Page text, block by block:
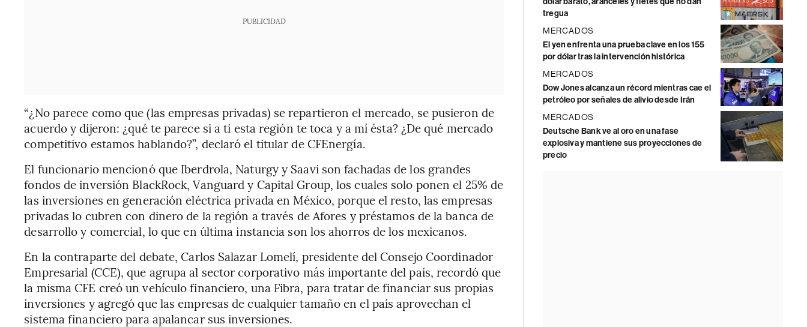
PUBLICIDAD
“¿No parece como que (las empresas privadas) se repartieron el mercado, se pusieron de
acuerdo y dijeron: ¿qué te parece si a ti esta región te toca y a mí ésta? ¿De qué mercado
competitivo estamos hablando?”, declaró el titular de CFEnergía.
El funcionario mencionó que Iberdrola, Naturgy y Saavi son fachadas de los grandes
fondos de inversión BlackRock, Vanguard y Capital Group, los cuales solo ponen el 25% de
las inversiones en generación eléctrica privada en México, porque el resto, las empresas
privadas lo cubren con dinero de la región a través de Afores y préstamos de la banca de
desarrollo y comercial, lo que en última instancia son los ahorros de los mexicanos.
En la contraparte del debate, Carlos Salazar Lomelí, presidente del Consejo Coordinador
Empresarial (CCE), que agrupa al sector corporativo más importante del país, recordó que
la misma CFE creó un vehículo financiero, una Fibra, para tratar de financiar sus propias
inversiones y agregó que las empresas de cualquier tamaño en el país aprovechan el
sistema financiero para apalancar sus inversiones.
tregua
MERCADOS
El yen enfrenta una prueba clave en los 155
por dólar tras la intervención histórica
MERCADOS
Dow Jones alcanza un récord mientras cae el
petróleo por señales de alivio desde Irán
MERCADOS
Deutsche Bank ve al oro en una fase
explosiva y mantiene sus proyecciones de
precio